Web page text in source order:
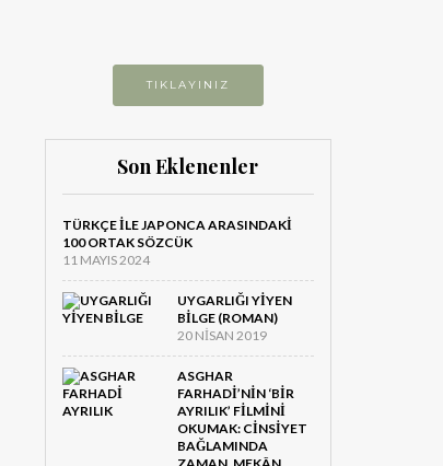
TIKLAYINIZ
Son Eklenenler
TÜRKÇE ILE JAPONCA ARASINDAKI
100 ORTAK SÖZCÜK
11 MAYIS 2024
UYGARLIĞI YIYEN
BILGE (ROMAN)
20 NISAN 2019
ASGHAR
FARHADI’NIN ‘BIR
AYRILIK’ FILMINI
OKUMAK: CINSIYET
BAĞLAMINDA